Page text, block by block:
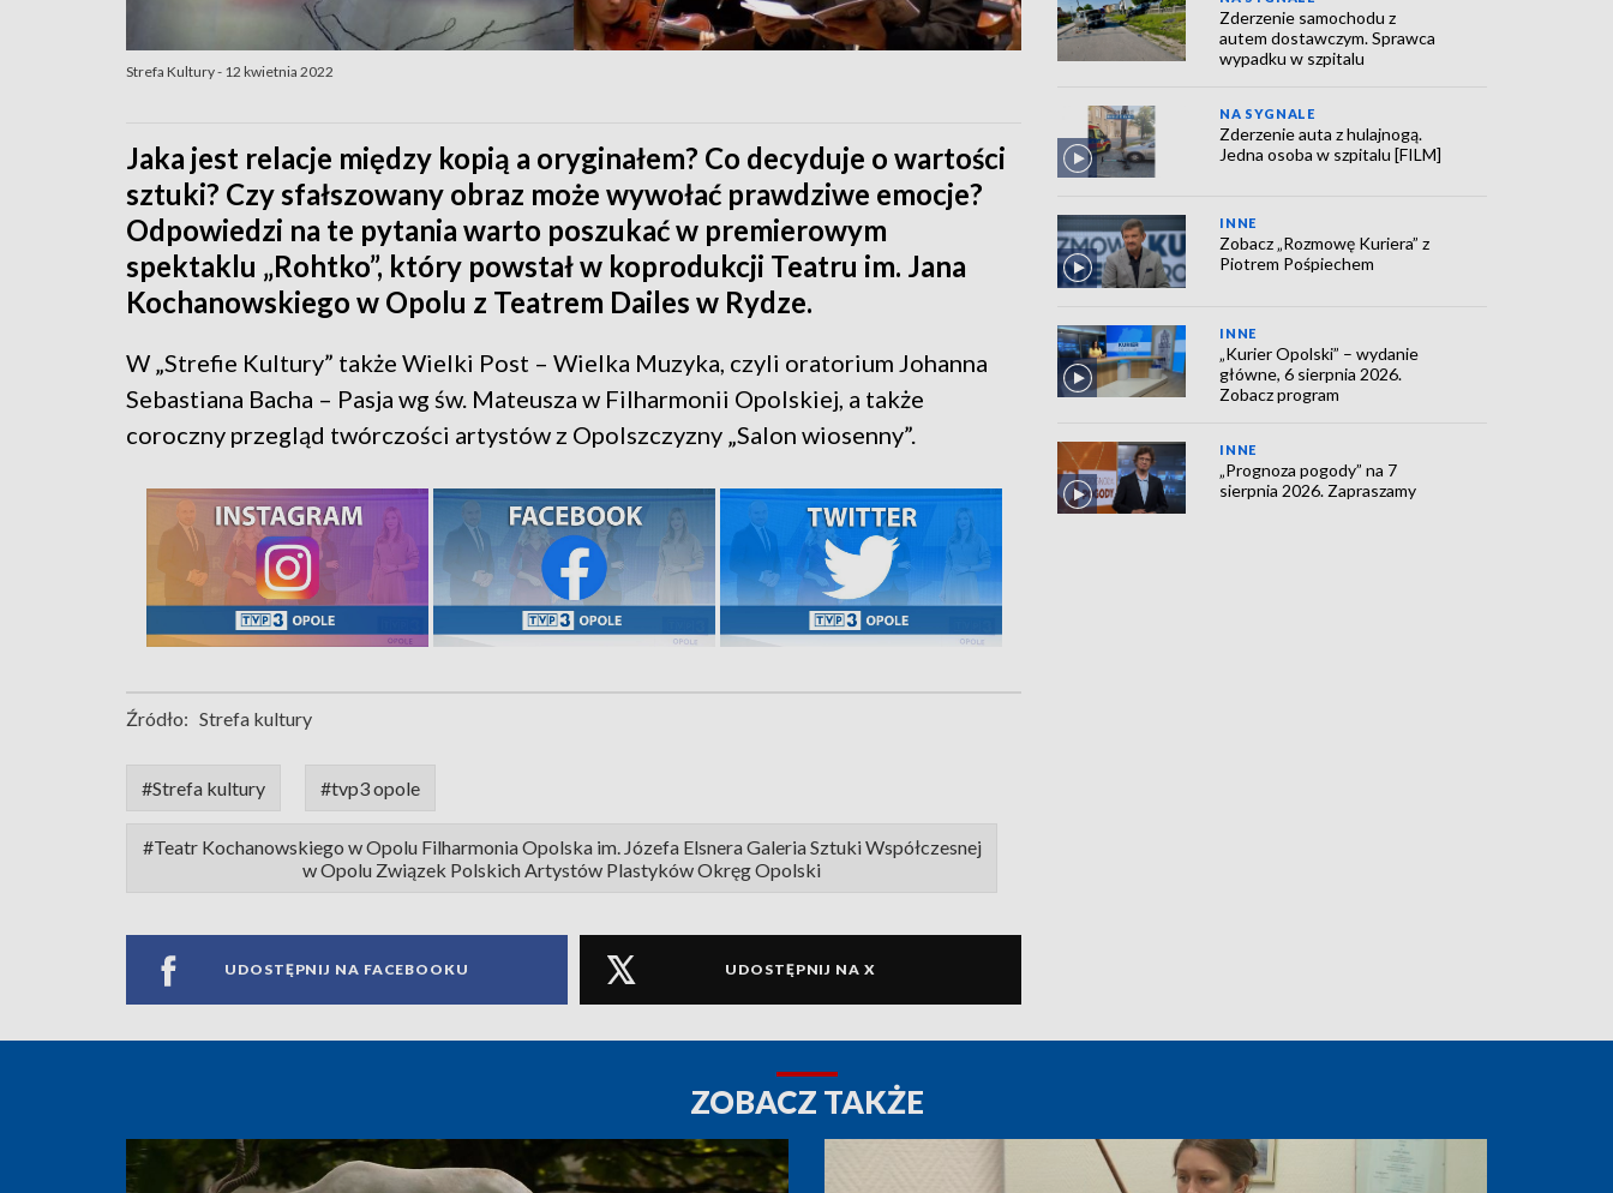
Strefa Kultury - 12 kwietnia 2022
Jaka jest relacje między kopią a oryginałem? Co decyduje o wartości
sztuki? Czy sfałszowany obraz może wywołać prawdziwe emocje?
Odpowiedzi na te pytania warto poszukać w premierowym
spektaklu „Rohtko”, który powstał w koprodukcji Teatru im. Jana
Kochanowskiego w Opolu z Teatrem Dailes w Rydze.
W „Strefie Kultury” także Wielki Post – Wielka Muzyka, czyli oratorium Johanna
Sebastiana Bacha – Pasja wg św. Mateusza w Filharmonii Opolskiej, a także
coroczny przegląd twórczości artystów z Opolszczyzny „Salon wiosenny”.
Źródło: Strefa kultury
#Strefa kultury #tvp3 opole
#Teatr Kochanowskiego w Opolu Filharmonia Opolska im. Józefa Elsnera Galeria Sztuki Współczesnej
w Opolu Związek Polskich Artystów Plastyków Okręg Opolski
UDOSTĘPNIJ NA FACEBOOKU UDOSTĘPNIJ NA X
Zderzenie samochodu z
autem dostawczym. Sprawca
wypadku w szpitalu
NA SYGNALE
Zderzenie auta z hulajnogą.
Jedna osoba w szpitalu [FILM]
INNE
Zobacz „Rozmowę Kuriera” z
Piotrem Pośpiechem
INNE
„Kurier Opolski” – wydanie
główne, 6 sierpnia 2026.
Zobacz program
INNE
„Prognoza pogody” na 7
sierpnia 2026. Zapraszamy
ZOBACZ TAKŻE